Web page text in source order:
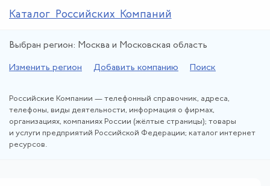
Каталог Российских Компаний
Выбран регион: Москва и Московская область
Изменить регион Добавить компанию Поиск
Российские Компании — телефонный справочник, адреса,
телефоны, виды деятельности, информация о фирмах,
организациях, компаниях России (жёлтые страницы); товары
и услуги предприятий Российской Федерации; каталог интернет
ресурсов.